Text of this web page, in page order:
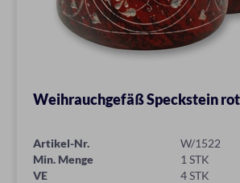
Weihrauchgefäß Speckstein rot
Artikel-Nr.
W/1522
Min. Menge
1 STK
VE
4 STK